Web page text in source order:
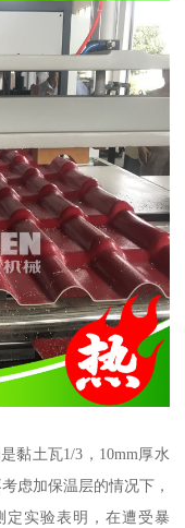
黏土瓦1/3，10mm厚水
虑加保温层的情况下，
实验表明，在遭受暴